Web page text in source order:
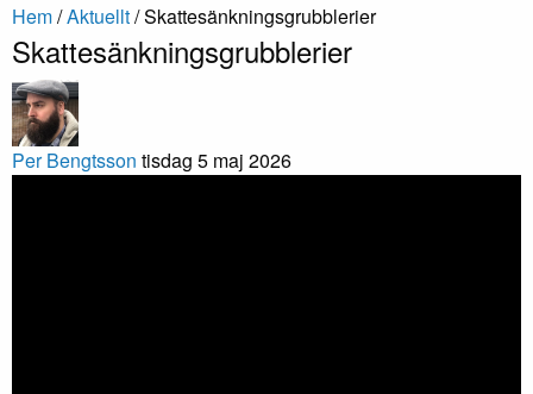
Hem/Aktuellt/Skattesänkningsgrubblerier
Skattesänkningsgrubblerier
Per Bengtsson tisdag 5 maj 2026